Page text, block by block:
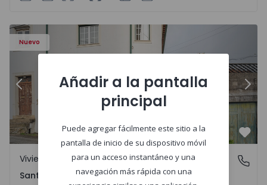
Nuevo
Anterior
Santa Clara e Castelo Viegas, Coimbra
Vivienda Pareada
Santa Clara e Castelo Viegas, Coimbra
Añadir a la pantalla
principal
Puede agregar fácilmente este sitio a la
pantalla de inicio de su dispositivo móvil
para un acceso instantáneo y una
navegación más rápida con una